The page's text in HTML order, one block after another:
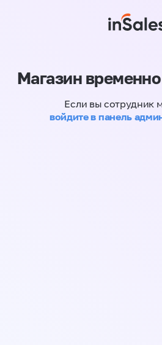
Магазин
Если вы сотрудник
войдите в панель